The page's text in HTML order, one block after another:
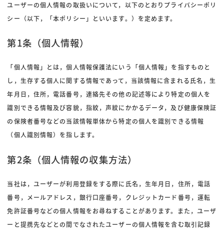
ユーザーの個人情報の取扱いについて，以下のとおりプライバシーポリ
シー（以下，「本ポリシー」といいます。）を定めます。
第1条（個人情報）
「個人情報」とは，個人情報保護法にいう「個人情報」を指すものと
し，生存する個人に関する情報であって，当該情報に含まれる氏名，生
年月日，住所，電話番号，連絡先その他の記述等により特定の個人を
識別できる情報及び容貌，指紋，声紋にかかるデータ，及び健康保険証
の保険者番号などの当該情報単体から特定の個人を識別できる情報
（個人識別情報）を指します。
第2条（個人情報の収集方法）
当社は，ユーザーが利用登録をする際に氏名，生年月日，住所，電話
番号，メールアドレス，銀行口座番号，クレジットカード番号，運転
免許証番号などの個人情報をお尋ねすることがあります。また，ユーザ
ーと提携先などとの間でなされたユーザーの個人情報を含む取引記録